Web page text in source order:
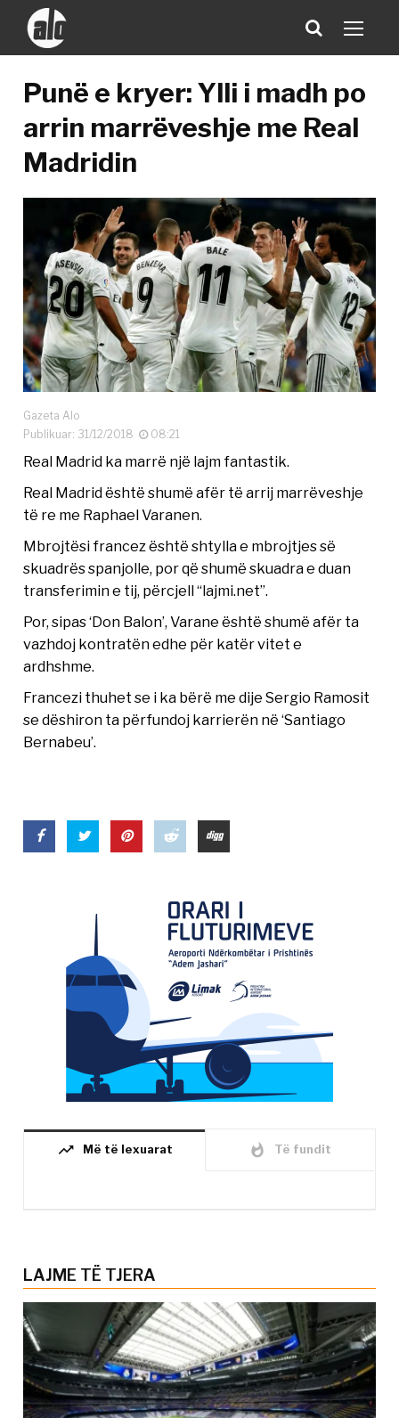
Punë e kryer: Ylli i madh po
arrin marrëveshje me Real
Madridin
Gazeta Alo
Publikuar: 31/12/2018
08:21
Real Madrid ka marrë një lajm fantastik.
Real Madrid është shumë afër të arrij marrëveshje
të re me Raphael Varanen.
Mbrojtësi francez është shtylla e mbrojtjes së
skuadrës spanjolle, por që shumë skuadra e duan
transferimin e tij, përcjell “lajmi.net”.
Por, sipas ‘Don Balon’, Varane është shumë afër ta
vazhdoj kontratën edhe për katër vitet e
ardhshme.
Francezi thuhet se i ka bërë me dije Sergio Ramosit
se dëshiron ta përfundoj karrierën në ‘Santiago
Bernabeu’.
trending_up Më të lexuarat whatshot Të fundit
LAJME TË TJERA